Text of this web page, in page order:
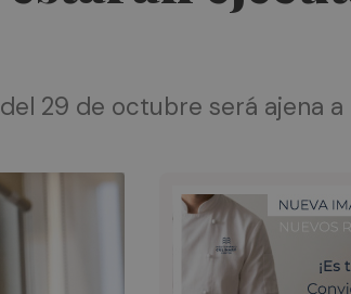
29 de octubre será ajena a